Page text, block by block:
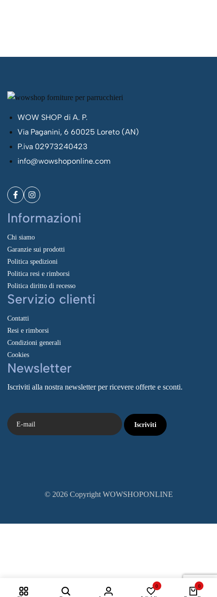
WOW SHOP di A. P.
Via Paganini, 6 60025 Loreto (AN)
P.iva 02973240423
info@wowshoponline.com
Informazioni
Chi siamo
Garanzie sui prodotti
Politica spedizioni
Politica resi e rimborsi
Politica diritto di recesso
Servizio clienti
Contatti
Resi e rimborsi
Condizioni generali
Cookies
Newsletter
Iscriviti alla nostra newsletter per ricevere offerte e sconti.
© 2026 Copyright WOWSHOPONLINE
0 0